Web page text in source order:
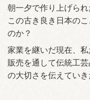
朝一夕で作り上げら
この古き良き日本の
のか？
家業を継いだ現在、
販売を通して伝統工
の大切さを伝えていき